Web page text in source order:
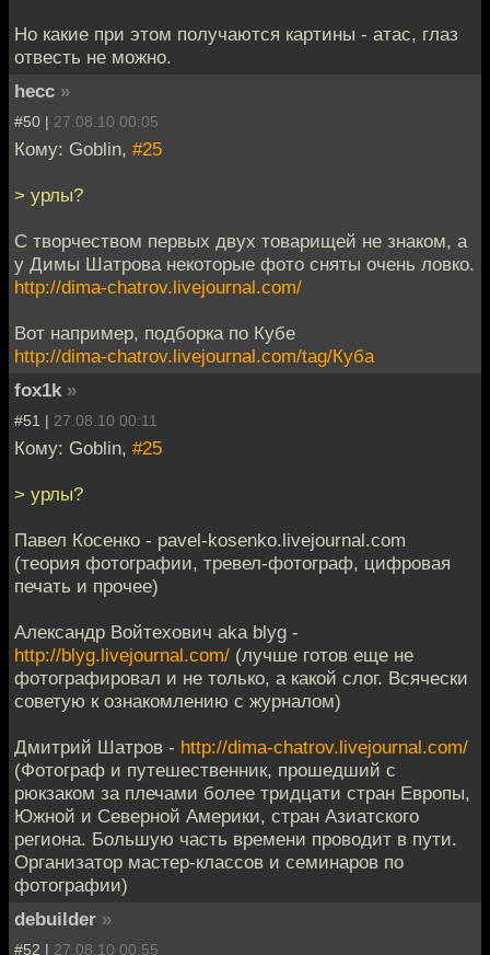
Но какие при этом получаются картины - атас, глаз
отвесть не можно.
hecc »
#50 | 27.08.10 00:05
Кому: Goblin, #25
> урлы?
С творчеством первых двух товарищей не знаком, а
у Димы Шатрова некоторые фото сняты очень ловко.
http://dima-chatrov.livejournal.com/
Вот например, подборка по Кубе
http://dima-chatrov.livejournal.com/tag/Куба
fox1k »
#51 | 27.08.10 00:11
Кому: Goblin, #25
> урлы?
Павел Косенко - pavel-kosenko.livejournal.com
(теория фотографии, тревел-фотограф, цифровая
печать и прочее)
Александр Войтехович aka blyg -
http://blyg.livejournal.com/ (лучше готов еще не
фотографировал и не только, а какой слог. Всячески
советую к ознакомлению с журналом)
Дмитрий Шатров - http://dima-chatrov.livejournal.com/
(Фотограф и путешественник, прошедший с
рюкзаком за плечами более тридцати стран Европы,
Южной и Северной Америки, стран Азиатского
региона. Большую часть времени проводит в пути.
Организатор мастер-классов и семинаров по
фотографии)
debuilder »
#52 | 27.08.10 00:55